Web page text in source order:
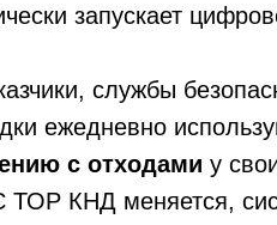
запускает
службы
ежедневно
с отходами у
ТОР КНД меняется,